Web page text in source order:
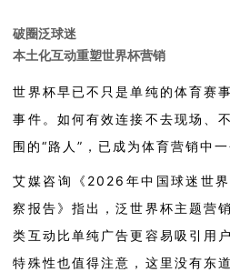
破圈泛球迷
本土化互动重塑世界杯营销
世界杯早已不只是单纯的体育赛
事件 。 如何有效连接不去现场、
围的“路人” ，已成为体育营销中
艾媒咨询《 2026 年中国球迷世
察报告》指出，泛世界杯主题营
类互动比单纯广告更容易吸引用
特殊性也值得注意，这里没有东